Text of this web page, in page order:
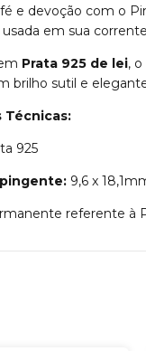
e devoção com o
em sua
Prata 925 de lei,
brilho sutil e
Técnicas:
925
9,6 x
referente à